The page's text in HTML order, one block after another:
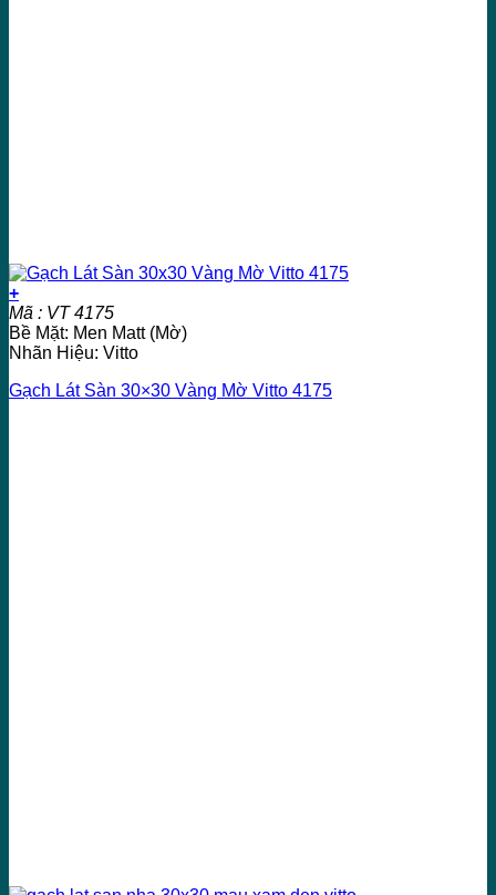
+
Mã : VT 4175
Bề Mặt: Men Matt (Mờ)
Nhãn Hiệu: Vitto
Gạch Lát Sàn 30×30 Vàng Mờ Vitto 4175